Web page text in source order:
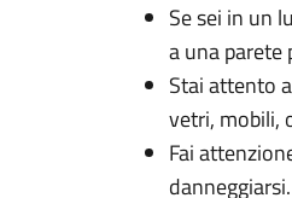
Se sei in un
a una parete
Stai attento
vetri, mobili,
Fai
danneggiarsi.